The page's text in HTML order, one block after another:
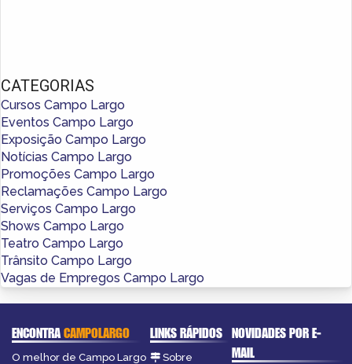
CATEGORIAS
Cursos Campo Largo
Eventos Campo Largo
Exposição Campo Largo
Notícias Campo Largo
Promoções Campo Largo
Reclamações Campo Largo
Serviços Campo Largo
Shows Campo Largo
Teatro Campo Largo
Trânsito Campo Largo
Vagas de Empregos Campo Largo
ENCONTRACAMPOLARGO
O melhor de Campo Largo
LINKS RÁPIDOS
Sobre
NOVIDADES POR E-
MAIL